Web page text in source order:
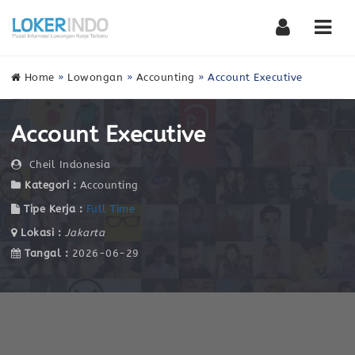
Home » Lowongan » Accounting »Account Executive
Account Executive
Cheil Indonesia
Kategori : Accounting
Tipe Kerja : Full Time
Lokasi : Jakarta
Tangal : 2026-06-29